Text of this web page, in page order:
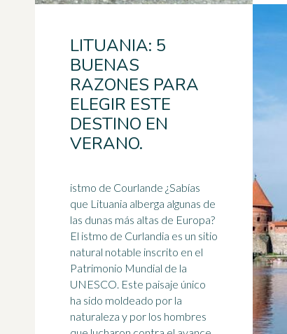
LITUANIA: 5
BUENAS
RAZONES PARA
ELEGIR ESTE
DESTINO EN
VERANO.
istmo de Courlande ¿Sabías
que Lituania alberga algunas de
las dunas más altas de Europa?
El istmo de Curlandia es un sitio
natural notable inscrito en el
Patrimonio Mundial de la
UNESCO. Este paisaje único
ha sido moldeado por la
naturaleza y por los hombres